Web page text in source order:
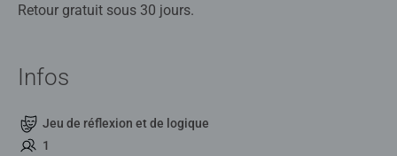
Retour gratuit sous 30 jours.
Infos
Jeu de réflexion et de logique
1